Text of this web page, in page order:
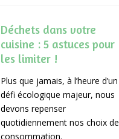
Déchets dans votre
cuisine : 5 astuces pour
les limiter !
Plus que jamais, à l’heure d’un
défi écologique majeur, nous
devons repenser
quotidiennement nos choix de
consommation.